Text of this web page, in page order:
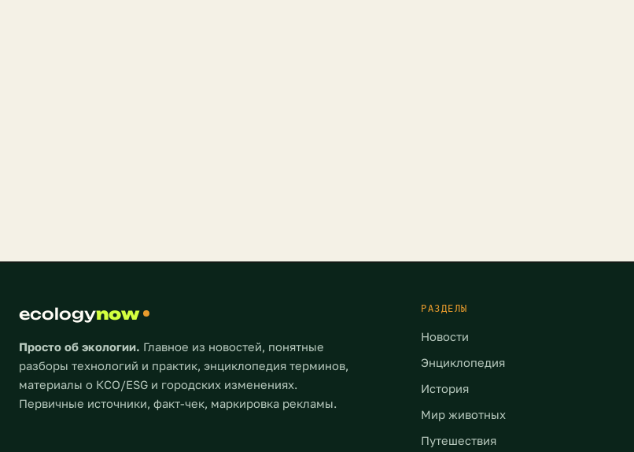
ecologynow
Просто об экологии. Главное из новостей, понятные
разборы технологий и практик, энциклопедия терминов,
материалы о КСО/ESG и городских изменениях.
Первичные источники, факт-чек, маркировка рекламы.
РАЗДЕЛЫ
Новости
Энциклопедия
История
Мир животных
Путешествия